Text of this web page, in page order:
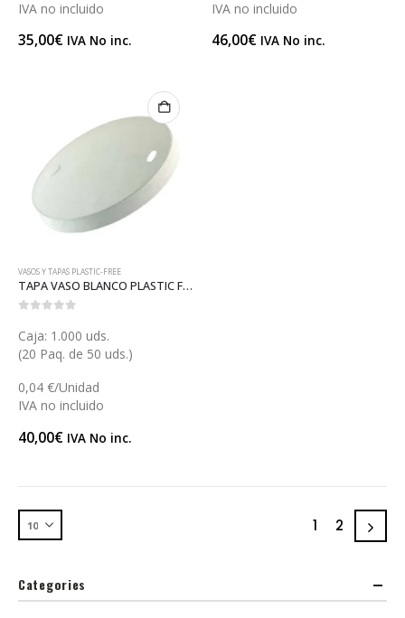
IVA no incluido
35,00€ IVA No inc.
IVA no incluido
46,00€ IVA No inc.
VASOS Y TAPAS PLASTIC-FREE
TAPA VASO BLANCO PLASTIC FREE (V029-PF)
Caja: 1.000 uds.
(20 Paq. de 50 uds.)
0,04 €/Unidad
IVA no incluido
40,00€ IVA No inc.
1 2
Categories